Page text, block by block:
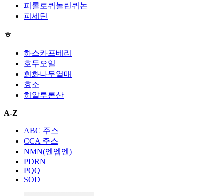
피롤로퀴놀린퀴논
피세틴
ㅎ
하스카프베리
호두오일
회화나무열매
효소
히알루론산
A-Z
ABC 주스
CCA 주스
NMN(엔엠엔)
PDRN
PQQ
SOD